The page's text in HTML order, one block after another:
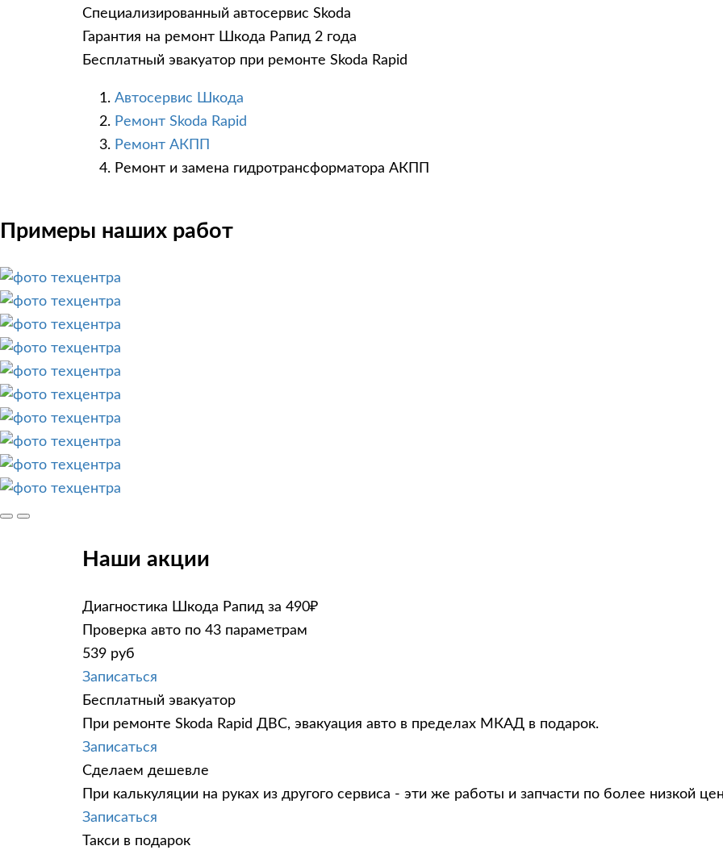
Специализированный автосервис Skoda
Гарантия на ремонт Шкода Рапид 2 года
Бесплатный эвакуатор при ремонте Skoda Rapid
Автосервис Шкода
Ремонт Skoda Rapid
Ремонт АКПП
Ремонт и замена гидротрансформатора АКПП
Примеры наших работ
Наши акции
Диагностика Шкода Рапид за 490₽
Проверка авто по 43 параметрам
539 руб
Записаться
Бесплатный эвакуатор
При ремонте Skoda Rapid ДВС, эвакуация авто в пределах МКАД в подарок.
Записаться
Сделаем дешевле
При калькуляции на руках из другого сервиса - эти же работы и запчасти по более низкой
Записаться
Такси в подарок